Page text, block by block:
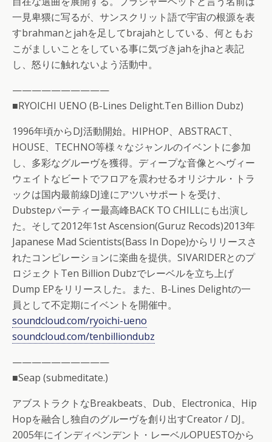
一見卑猥に写るが、サンスクリット語で宇宙の根源を表
すbrahmanとjahを足してbrajahとしている、何ともお
こがましいことをしている事に気づきjahをjhaと表記
し、怒りに触れないよう活動中。
——————————
■RYOICHI UENO (B-Lines Delight.Ten Billion Dubz)
1996年頃からDJ活動開始。HIPHOP、ABSTRACT、
HOUSE、TECHNO等様々なジャンルのイベントに参加
し、多彩なグルーヴを獲得。ディープな音像とへヴィー
ウェイトなビートでフロアを震わせるオリジナル・トラ
ックは国内最前線DJ達にアツいサポートを受け、
Dubstepパーティー最高峰BACK TO CHILLにも出演し
た。そして2012年1st Ascension(Guruz Recods)2013年
Japanese Mad Scientists(Bass In Dope)からリリースさ
れたコンピレーションに楽曲を提供。SIVARIDERとのプ
ロジェクトTen Billion Dubzでレーベルを立ち上げ
Dump EPをリリースした。また、B-Lines Delightの一
員として不定期にイベントを開催中。
soundcloud.com/ryoichi-ueno
soundcloud.com/tenbilliondubz
——————————
■Seap (submeditate.)
アブストラクトなBreakbeats、Dub、Electronica、Hip
Hopを融合し独自のグルーヴを創り出すCreator / DJ。
2005年にインディペンデント・レーベルOPUESTOから